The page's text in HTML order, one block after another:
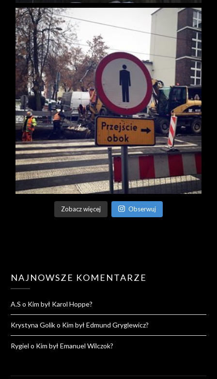
Zobacz więcej Obserwuj
NAJNOWSZE KOMENTARZE
A.S o Kim był Karol Hoppe?
Krystyna Goliko Kim był Edmund Gryglewicz?
Rygiel o Kim był Emanuel Wilczok?